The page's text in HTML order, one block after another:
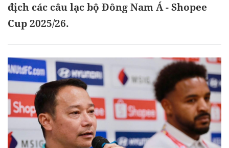
địch các câu lạc bộ Đông Nam Á - Shopee
Cup 2025/26.